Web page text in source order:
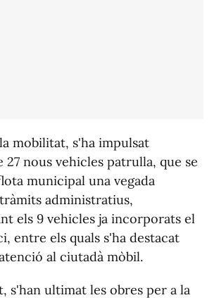
mobilitat, s'ha impulsat
27 nous vehicles patrulla, que se
municipal una vegada
administratius,
els 9 vehicles ja incorporats el
entre els quals s'ha destacat
al ciutadà mòbil.
s'han ultimat les obres per a la